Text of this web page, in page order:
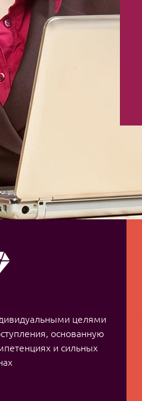
целями
основанную
и сильных